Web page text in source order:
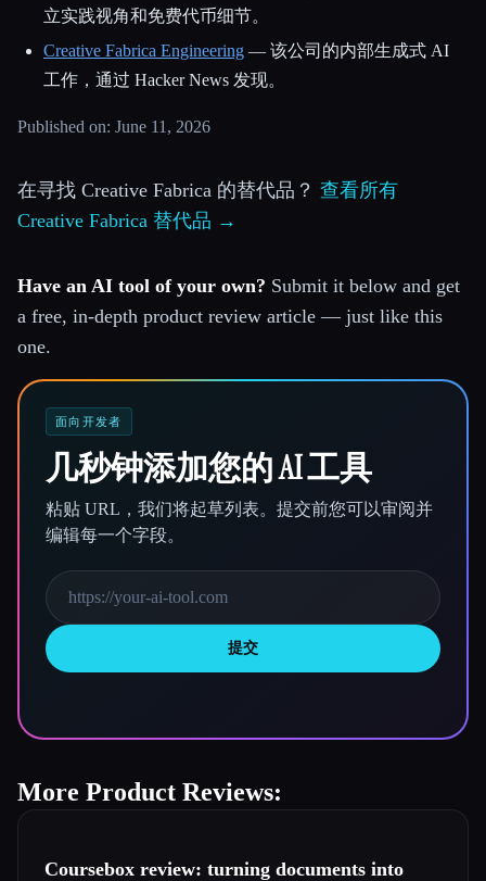
立实践视角和免费代币细节。
Creative Fabrica Engineering — 该公司的内部生成式 AI
工作，通过 Hacker News 发现。
Published on: June 11, 2026
在寻找 Creative Fabrica 的替代品？ 查看所有
Creative Fabrica 替代品 →
Have an AI tool of your own? Submit it below and get
a free, in-depth product review article — just like this
one.
面向开发者
几秒钟添加您的 AI 工具
粘贴 URL，我们将起草列表。提交前您可以审阅并
编辑每一个字段。
提交
More Product Reviews:
Coursebox review: turning documents into